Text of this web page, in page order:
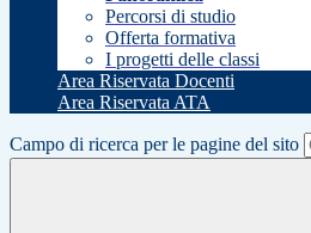
Percorsi di studio
Offerta formativa
I progetti delle classi
Area Riservata Docenti
Area Riservata ATA
Campo di ricerca per le pagine del sito